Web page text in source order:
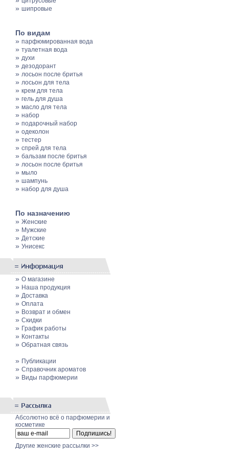
» шипровые
По видам
» парфюмированная вода
» туалетная вода
» духи
» дезодорант
» лосьон после бритья
» лосьон для тела
» крем для тела
» гель для душа
» масло для тела
» набор
» подарочный набор
» одеколон
» тестер
» спрей для тела
» бальзам после бритья
» лосьон после бритья
» мыло
» шампунь
» набор для душа
По назначению
» Женские
» Мужские
» Детские
» Унисекс
» О магазине
» Наша продукция
» Доставка
» Оплата
» Возврат и обмен
» Скидки
» График работы
» Контакты
» Обратная связь
» Публикации
» Cправочник ароматов
» Виды парфюмерии
Абсолютно всё о парфюмерии и
косметике
Другие женские рассылки >>